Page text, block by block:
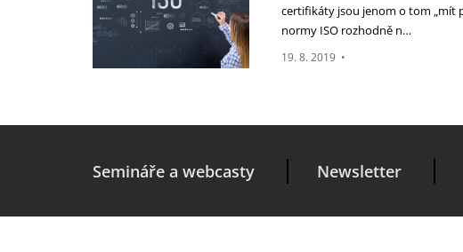
certifikáty jsou jenom o tom „mít
normy ISO rozhodně n…
19. 8. 2019 •
Semináře a webcasty Newsletter